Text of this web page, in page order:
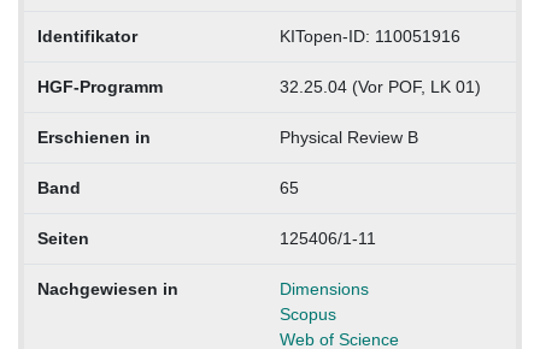
Identifikator KITopen-ID: 110051916
HGF-Programm 32.25.04 (Vor POF, LK 01)
Erschienen in Physical Review B
Band 65
Seiten 125406/1-11
Nachgewiesen in
Dimensions
Scopus
Web of Science